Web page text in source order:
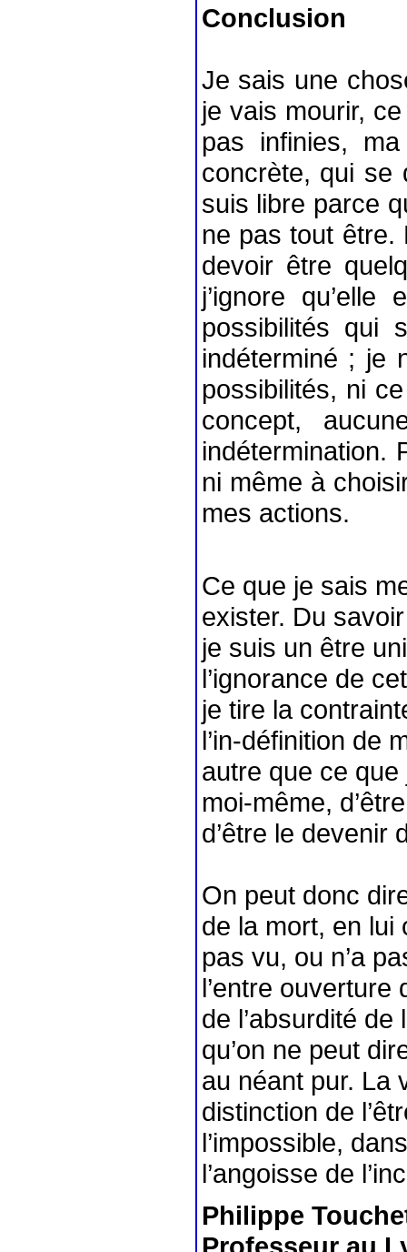
Conclusion
Je sais une
je vais mourir,
pas infinies,
concrète, qui se
suis libre parce
ne pas tout être.
devoir être
j’ignore
possibilités qui
indéterminé ; je
possibilités, ni
concept,
indétermination.
ni même à
mes actions.
Ce que je sais
exister. Du
je suis un être
l’ignorance de
je tire la
l’in-définition de
autre que ce que
moi-même,
d’être le devenir
On peut donc
de la mort, en lui
pas vu, ou n’a
l’entre ouverture
de l’absurdité
qu’on ne peut
au néant pur. La
distinction de
l’impossible,
l’angoisse de
Philippe